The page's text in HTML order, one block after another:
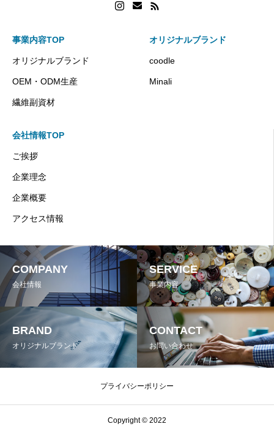
事業内容TOP
オリジナルブランド
OEM・ODM生産
繊維副資材
オリジナルブランド
coodle
Minali
会社情報TOP
ご挨拶
企業理念
企業概要
アクセス情報
COMPANY
会社情報
SERVICE
事業内容
BRAND
オリジナルブランド
CONTACT
お問い合わせ
プライバシーポリシー
Copyright © 2022